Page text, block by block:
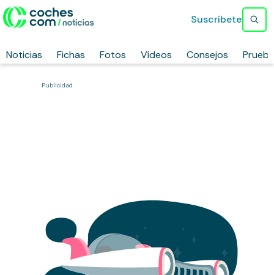
Noticias Fichas Fotos Vídeos Consejos
Suscríbete
Publicidad